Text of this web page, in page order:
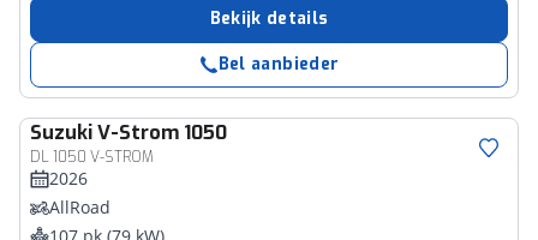
Bekijk details
Bel aanbieder
SuzukiV-Strom 1050
DL 1050 V-STROM
2026
AllRoad